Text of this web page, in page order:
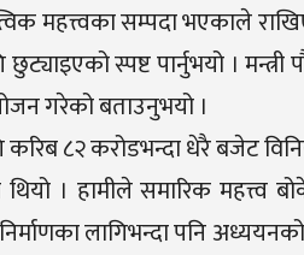
महत्त्वका सम्पदा भएकाले
स्पष्ट पार्नुभयो ।
गरेको बताउनुभयो ।
८२ करोडभन्दा धेरै बजेट
। हामीले समारिक महत्त्व
लागिभन्दा पनि